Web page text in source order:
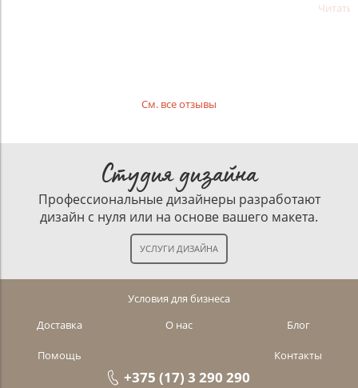
Читать
См. все отзывы
Студия дизайна
Профессиональные дизайнеры разработают
дизайн с нуля или на основе вашего макета.
Условия для бизнеса
Доставка
О нас Блог
Помощь Контакты
+375 (17) 3 290 290